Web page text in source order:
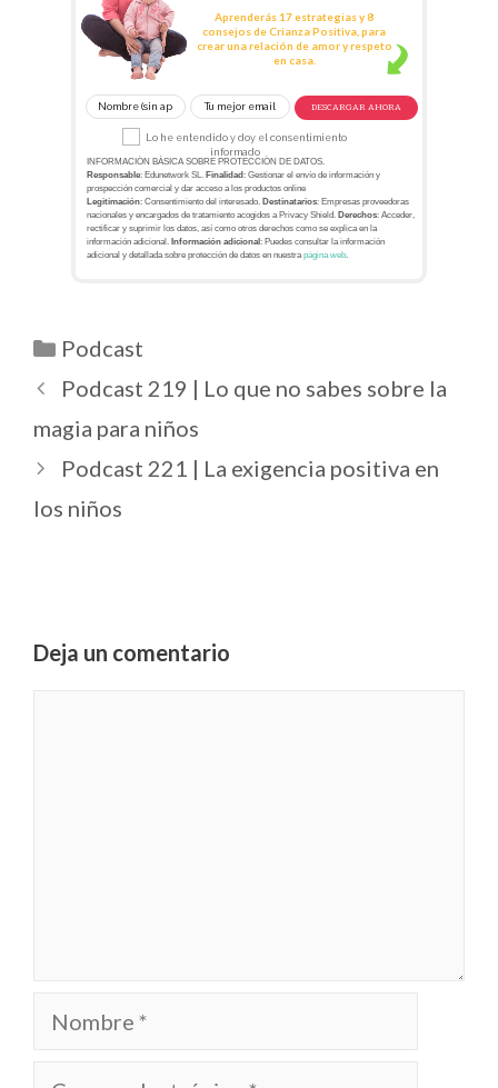
Aprenderás 17 estrategias y 8
consejos de Crianza Positiva, para
crear una relación de amor y respeto
en casa.
INFORMACIÓN BÁSICA SOBRE PROTECCIÓN DE DATOS.
Responsable: Edunetwork SL. Finalidad : Gestionar el envío de información y
prospección comercial y dar acceso a los productos online
Legitimación: Consentimiento del interesado. Destinatarios: Empresas proveedoras
nacionales y encargados de tratamiento acogidos a Privacy Shield. Derechos: Acceder,
rectificar y suprimir los datos, así como otros derechos como se explica en la
información adicional. Información adicional: Puedes consultar la información
adicional y detallada sobre protección de datos en nuestrapágina web.
Lo he entendido y doy el consentimiento
informado
DESCARGAR AHORA
Podcast
Podcast 219 | Lo que no sabes sobre la
magia para niños
Podcast 221 | La exigencia positiva en
los niños
Deja un comentario